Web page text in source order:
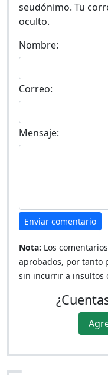
seudónimo. Tu
oculto.
Nombre:
Correo:
Mensaje:
Enviar comentario
Nota: Los
aprobados, por tanto
sin incurrir a insultos